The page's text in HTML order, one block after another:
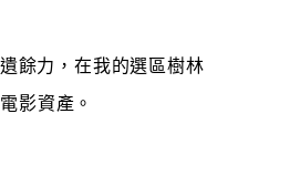
餘力，在我的選區樹林
影資產。